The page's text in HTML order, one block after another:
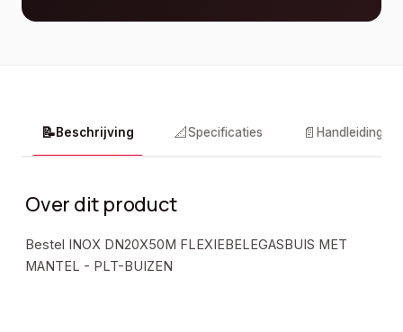
📝Beschrijving 📐Specificaties 📄 Handleidingen
Over dit product
Bestel INOX DN20X50M FLEXIEBELEGASBUIS MET
MANTEL - PLT-BUIZEN